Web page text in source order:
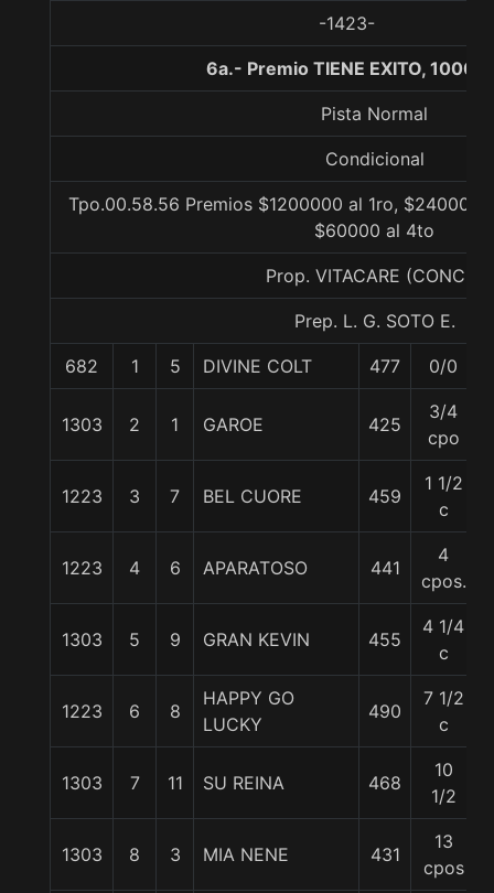
-1423-
6a.- Premio TIENE EXITO, 1000
Pista Normal
Condicional
Tpo.00.58.56 Premios $1200000 al 1ro, $240000
$60000 al 4to
Prop. VITACARE (CONCE)
Prep. L. G. SOTO E.
682 1 5 DIVINE COLT 477 0/0
1303 2 1 GAROE 425
3/4
cpo
1223 3 7 BEL CUORE 459
1 1/2
c
1223 4 6 APARATOSO 441
4
cpos.
1303 5 9 GRAN KEVIN 455
4 1/4
c
1223 6 8
HAPPY GO
LUCKY
490
7 1/2
c
1303 7 11 SU REINA 468
10
1/2
1303 8 3 MIA NENE 431
13
cpos